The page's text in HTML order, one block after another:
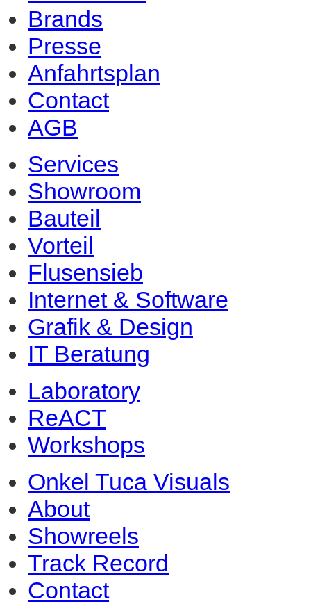
Brands
Presse
Anfahrtsplan
Contact
AGB
Services
Showroom
Bauteil
Vorteil
Flusensieb
Internet & Software
Grafik & Design
IT Beratung
Laboratory
ReACT
Workshops
Onkel Tuca Visuals
About
Showreels
Track Record
Contact